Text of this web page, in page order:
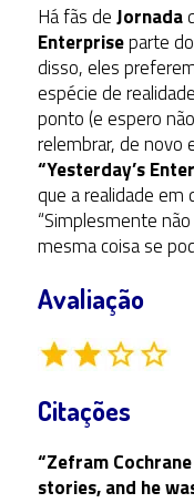
Há fãs deJornada
Enterpriseparte
disso, eles
espécie de
ponto (e espero
relembrar, de novo
“Yesterday’s
que a realidade em
“Simplesmente
mesma coisa se
Avaliação
Citações
“Zefram
stories, and he